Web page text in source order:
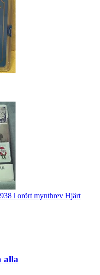
i orört myntbrev Hjärt
alla